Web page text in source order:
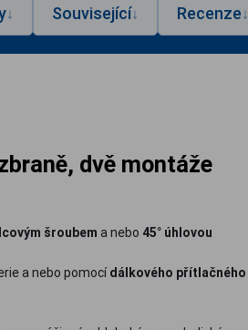
↓ Související↓ Recenze↓
dvě montáže
šroubem a nebo 45° úhlovou
a nebo pomocídálkového přítlačného